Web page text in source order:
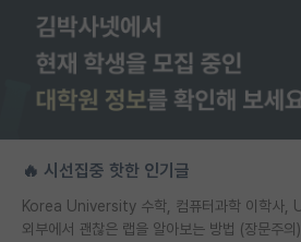
🔥 시선집중 핫한 인기글
외부에서 괜찮은 랩을 알아보는 방법 (장문주의)